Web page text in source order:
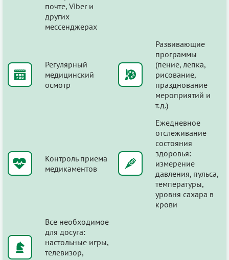
почте, Viber и
других
мессенджерах
Регулярный
медицинский
осмотр
Развивающие
программы
(пение, лепка,
рисование,
празднование
мероприятий и
т.д.)
Контроль приема
медикаментов
Ежедневное
отслеживание
состояния
здоровья:
измерение
давления, пульса,
температуры,
уровня сахара в
крови
Все необходимое
для досуга:
настольные игры,
телевизор,